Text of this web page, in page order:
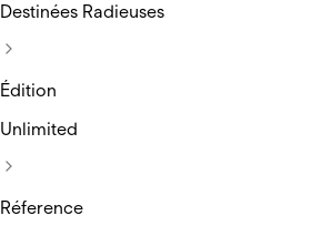
Destinées Radieuses
Édition
Unlimited
Réference